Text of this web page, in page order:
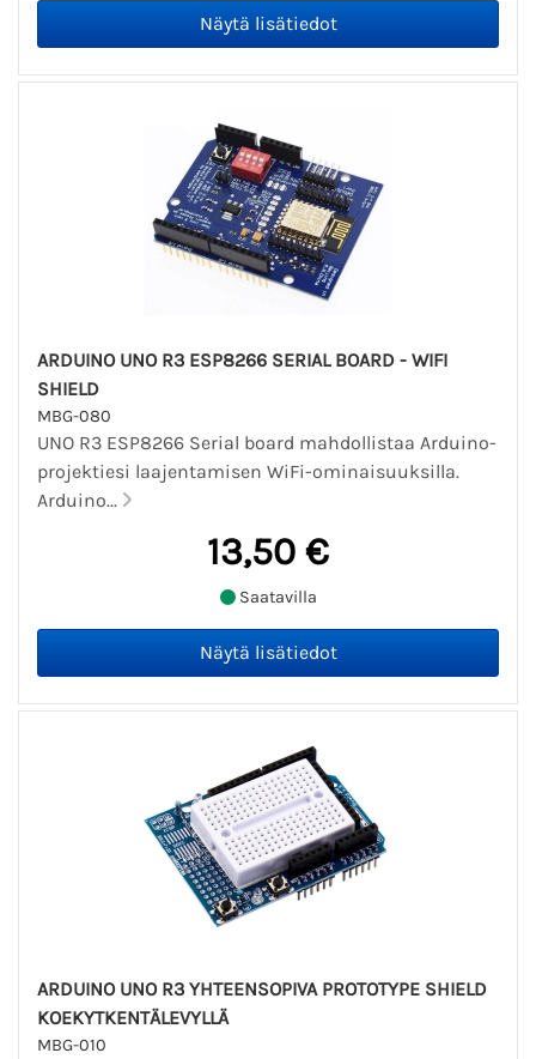
ARDUINO UNO R3 ESP8266 SERIAL BOARD - WIFI
SHIELD
MBG-080
UNO R3 ESP8266 Serial board mahdollistaa Arduino-
projektiesi laajentamisen WiFi-ominaisuuksilla.
Arduino...
13,50 €
Saatavilla
ARDUINO UNO R3 YHTEENSOPIVA PROTOTYPE SHIELD
KOEKYTKENTÄLEVYLLÄ
MBG-010